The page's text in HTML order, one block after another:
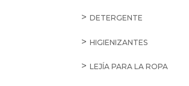
DETERGENTE
HIGIENIZANTES
LEJÍA PARA LA ROPA